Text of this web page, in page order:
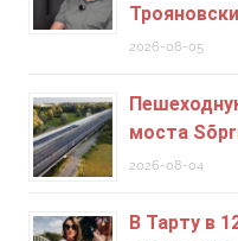
2026-08-05
моста
2026-08-04
В Тарту в